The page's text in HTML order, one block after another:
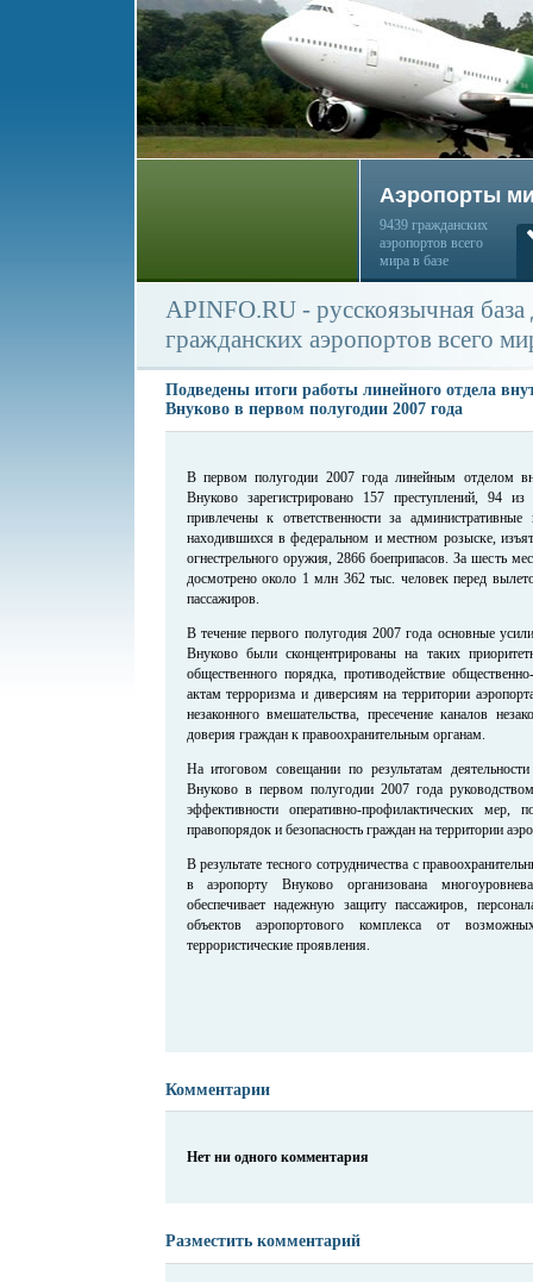
Аэропорты
9439 гражданских
аэропортов всего
мира в базе
APINFO.RU - русскоязычная
гражданских аэропортов всего
Подведены итоги работы линейного отдела
Внуково в первом полугодии 2007 года
В первом полугодии 2007 года линейным отделом
Внуково зарегистрировано 157 преступлений, 94
привлечены к ответственности за
находившихся в федеральном и местном розыске,
огнестрельного оружия, 2866 боеприпасов. За шесть
досмотрено около 1 млн 362 тыс. человек перед
пассажиров.
В течение первого полугодия 2007 года основные
Внуково были сконцентрированы на таких
общественного порядка, противодействие
актам терроризма и диверсиям на территории
незаконного вмешательства, пресечение каналов
доверия граждан к правоохранительным органам.
На итоговом совещании по результатам
Внуково в первом полугодии 2007 года
эффективности оперативно-профилактических мер,
правопорядок и безопасность граждан на территории
В результате тесного сотрудничества с
в аэропорту Внуково организована
обеспечивает надежную защиту пассажиров,
объектов аэропортового комплекса от
террористические проявления.
Комментарии
Нет ни одного комментария
Разместить комментарий